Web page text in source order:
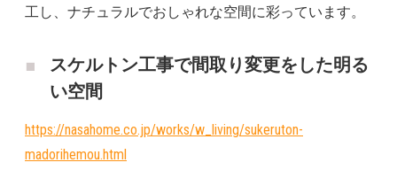
工し、ナチュラルでおしゃれな空間に彩っています。
スケルトン工事で間取り変更をした明る
い空間
https://nasahome.co.jp/works/w_living/sukeruton-
madorihemou.html